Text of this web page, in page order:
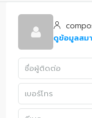
ดูข้อมูลสม